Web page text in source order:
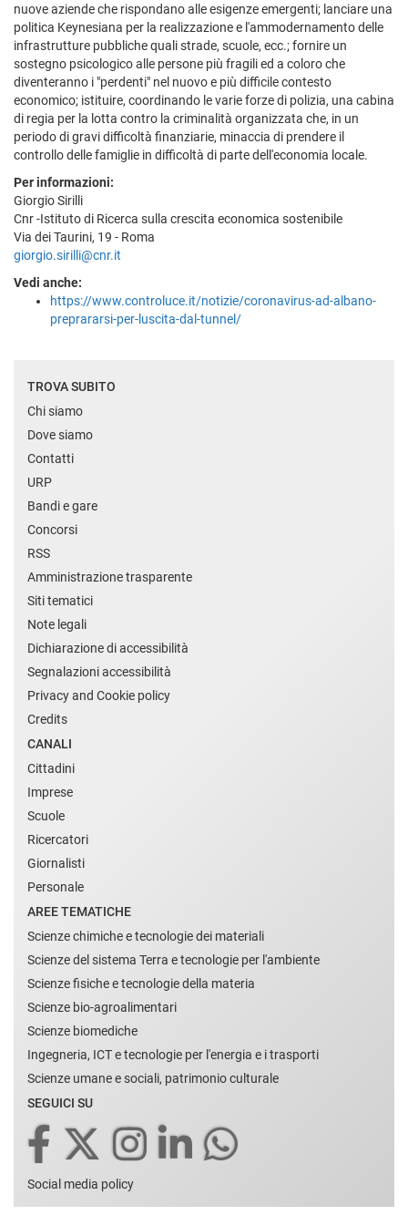
nuove aziende che rispondano alle esigenze emergenti; lanciare una
politica Keynesiana per la realizzazione e l'ammodernamento delle
infrastrutture pubbliche quali strade, scuole, ecc.; fornire un
sostegno psicologico alle persone più fragili ed a coloro che
diventeranno i "perdenti" nel nuovo e più difficile contesto
economico; istituire, coordinando le varie forze di polizia, una cabina
di regia per la lotta contro la criminalità organizzata che, in un
periodo di gravi difficoltà finanziarie, minaccia di prendere il
controllo delle famiglie in difficoltà di parte dell'economia locale.
Per informazioni:
Giorgio Sirilli
Cnr -Istituto di Ricerca sulla crescita economica sostenibile
Via dei Taurini, 19 - Roma
giorgio.sirilli@cnr.it
Vedi anche:
https://www.controluce.it/notizie/coronavirus-ad-albano-
preprararsi-per-luscita-dal-tunnel/
TROVA SUBITO
Chi siamo
Dove siamo
Contatti
URP
Bandi e gare
Concorsi
RSS
Amministrazione trasparente
Siti tematici
Note legali
Dichiarazione di accessibilità
Segnalazioni accessibilità
Privacy and Cookie policy
Credits
CANALI
Cittadini
Imprese
Scuole
Ricercatori
Giornalisti
Personale
AREE TEMATICHE
Scienze chimiche e tecnologie dei materiali
Scienze del sistema Terra e tecnologie per l'ambiente
Scienze fisiche e tecnologie della materia
Scienze bio-agroalimentari
Scienze biomediche
Ingegneria, ICT e tecnologie per l'energia e i trasporti
Scienze umane e sociali, patrimonio culturale
SEGUICI SU
Social media policy